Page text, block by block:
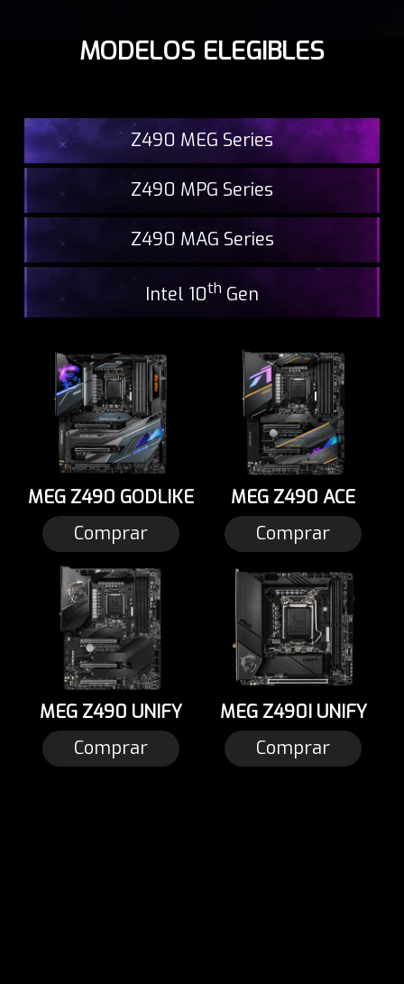
MODELOS ELEGIBLES
Z490 MEG Series
Z490 MPG Series
Z490 MAG Series
Intel 10th Gen
MEG Z490 GODLIKE
Comprar
MEG Z490 ACE
Comprar
MEG Z490 UNIFY
Comprar
MEG Z490I UNIFY
Comprar